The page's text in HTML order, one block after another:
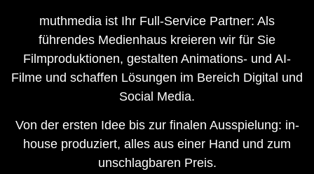
muthmedia ist Ihr Full-Service Partner: Als
führendes Medienhaus kreieren wir für Sie
Filmproduktionen, gestalten Animations- und AI-
Filme und schaffen Lösungen im Bereich Digital und
Social Media.
Von der ersten Idee bis zur finalen Ausspielung: in-
house produziert, alles aus einer Hand und zum
unschlagbaren Preis.